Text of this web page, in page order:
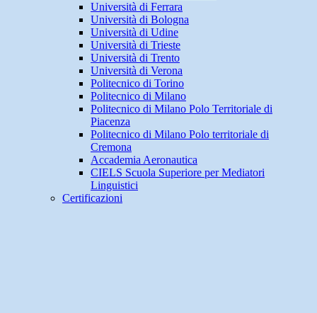
Università di Ferrara
Università di Bologna
Università di Udine
Università di Trieste
Università di Trento
Università di Verona
Politecnico di Torino
Politecnico di Milano
Politecnico di Milano Polo Territoriale di
Piacenza
Politecnico di Milano Polo territoriale di
Cremona
Accademia Aeronautica
CIELS Scuola Superiore per Mediatori
Linguistici
Certificazioni